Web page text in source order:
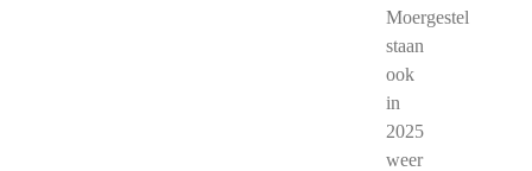
Moergestel
staan
ook
in
2025
weer